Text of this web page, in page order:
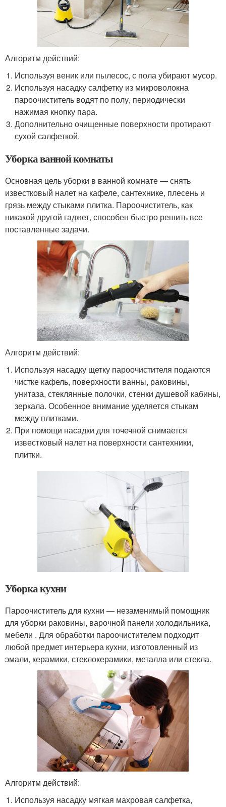
Алгоритм действий:
Используя веник или пылесос, с пола убирают мусор.
Используя насадку салфетку из микроволокна
пароочиститель водят по полу, периодически
нажимая кнопку пара.
Дополнительно очищенные поверхности протирают
сухой салфеткой.
Уборка ванной комнаты
Основная цель уборки в ванной комнате — снять
известковый налет на кафеле, сантехнике, плесень и
грязь между стыками плитка. Пароочиститель, как
никакой другой гаджет, способен быстро решить все
поставленные задачи.
Алгоритм действий:
Используя насадку щетку пароочистителя подаются
чистке кафель, поверхности ванны, раковины,
унитаза, стеклянные полочки, стенки душевой кабины,
зеркала. Особенное внимание уделяется стыкам
между плитками.
При помощи насадки для точечной снимается
известковый налет на поверхности сантехники,
плитки.
Уборка кухни
Пароочиститель для кухни — незаменимый помощник
для уборки раковины, варочной панели холодильника,
мебели . Для обработки пароочистителем подходит
любой предмет интерьера кухни, изготовленный из
эмали, керамики, стеклокерамики, металла или стекла.
Алгоритм действий:
Используя насадку мягкая махровая салфетка,